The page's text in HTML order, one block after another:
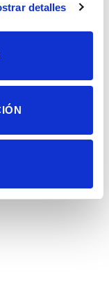
detalles